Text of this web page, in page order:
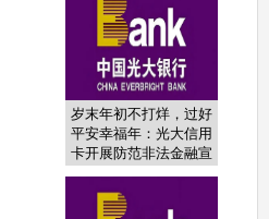
岁末年初不打烊，过好
平安幸福年：光大信用
卡开展防范非法金融宣